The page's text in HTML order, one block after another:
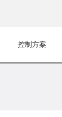
控制方案